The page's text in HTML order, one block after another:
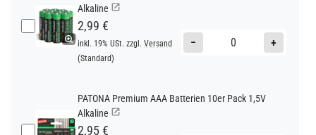
Alkaline
2,99 €
inkl. 19% USt. zzgl. Versand
(Standard)
− +
PATONA Premium AAA Batterien 10er Pack 1,5V
Alkaline
2,95 €